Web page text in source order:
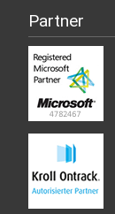
Partner